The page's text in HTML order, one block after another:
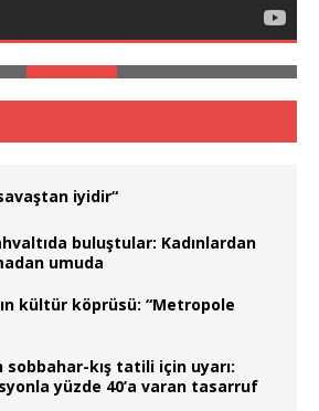
iyidir“
buluştular: Kadınlardan
umuda
kültür köprüsü: “Metropole
sobbahar-kış tatili için uyarı:
yüzde 40’a varan tasarruf